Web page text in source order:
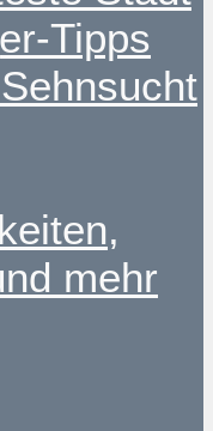
Tipps
mehr